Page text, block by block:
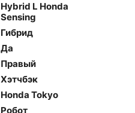
Hybrid L Honda
Sensing
Гибрид
Да
Правый
Хэтчбэк
Honda Tokyo
Робот